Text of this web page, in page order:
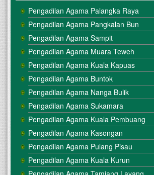
Pengadilan Agama Palangka Raya
Pengadilan Agama Pangkalan Bun
Pengadilan Agama Sampit
Pengadilan Agama Muara Teweh
Pengadilan Agama Kuala Kapuas
Pengadilan Agama Buntok
Pengadilan Agama Nanga Bulik
Pengadilan Agama Sukamara
Pengadilan Agama Kuala Pembuang
Pengadilan Agama Kasongan
Pengadilan Agama Pulang Pisau
Pengadilan Agama Kuala Kurun